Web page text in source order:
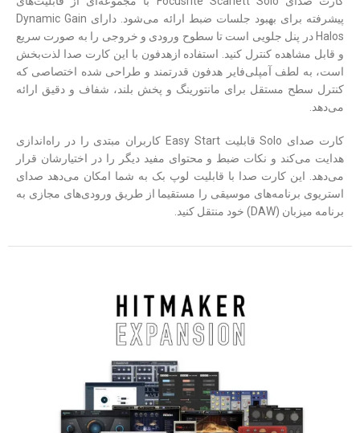
پیشرفته برای بهبود جلسات ضبط ارائه می‌شود. دارای Dynamic Gain
Halos در پنل جلویی است تا سطوح ورودی و خروجی را به صورت سریع
و قابل مشاهده کنترل کنید. استفاده ازهدفون با این کارت صدا لذت‌بخش
است، به لطف آمپلی‌فایر هدفون قدرتمند و طراحی شده اختصاصی که
کنترل سطح مستقل برای مانتورینگ و پخش بلند، شفاف و دقیق ارائه
می‌دهد.
کارت صدای Solo قابلیت Easy Start کاربران مبتدی را در راه‌اندازی
هدایت می‌کند و نکات ضبط و محتوای مفید دیگر را در اختیارشان قرار
می‌دهد. این کارت صدا با قابلیت لوپ بک به شما امکان می‌دهد صدای
استریوی برنامه‌های موسیقی را مستقیما از طریق ورودی‌های مجازی به
برنامه میزبان (DAW) خود منتقل کنید.